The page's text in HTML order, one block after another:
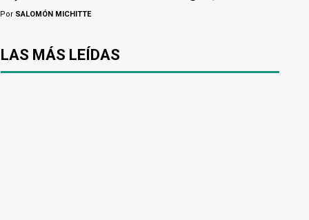
Por SALOMÓN MICHITTE
LAS MÁS LEÍDAS